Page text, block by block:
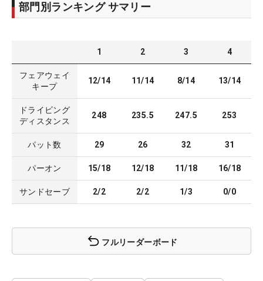
部門別ランキング サマリー
1 2 3 4
フェアウェイ
キープ
12/14 11/14 8/14 13/14
ドライビング
ディスタンス
248 235.5 247.5 253
パット数 29 26 32 31
パーオン 15/18 12/18 11/18 16/18
サンドセーブ 2/2 2/2 1/3 0/0
フルリーダーボード